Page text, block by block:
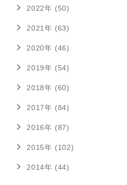
2022年 (50)
2021年 (63)
2020年 (46)
2019年 (54)
2018年 (60)
2017年 (84)
2016年 (87)
2015年 (102)
2014年 (44)